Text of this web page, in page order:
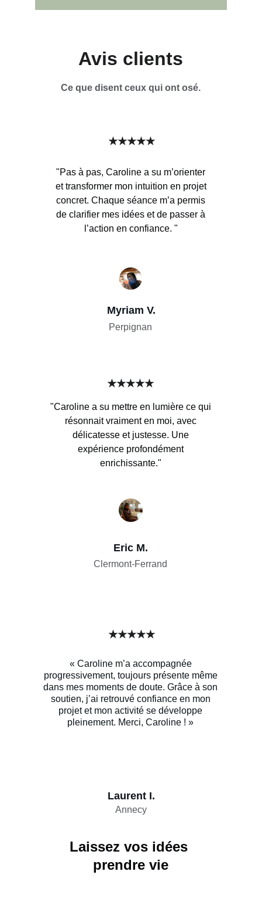
Avis clients
Ce que disent ceux qui ont osé.
"Pas à pas, Caroline a su m’orienter
et transformer mon intuition en projet
concret. Chaque séance m’a permis
de clarifier mes idées et de passer à
l’action en confiance. "
Myriam V.
Perpignan
"Caroline a su mettre en lumière ce qui
résonnait vraiment en moi, avec
délicatesse et justesse. Une
expérience profondément
enrichissante."
Eric M.
Clermont-Ferrand
★★★★★
★★★★★
★★★★★
« Caroline m’a accompagnée
progressivement, toujours présente même
dans mes moments de doute. Grâce à son
soutien, j’ai retrouvé confiance en mon
projet et mon activité se développe
pleinement. Merci, Caroline ! »
Laurent I.
Annecy
Laissez vos idées
prendre vie